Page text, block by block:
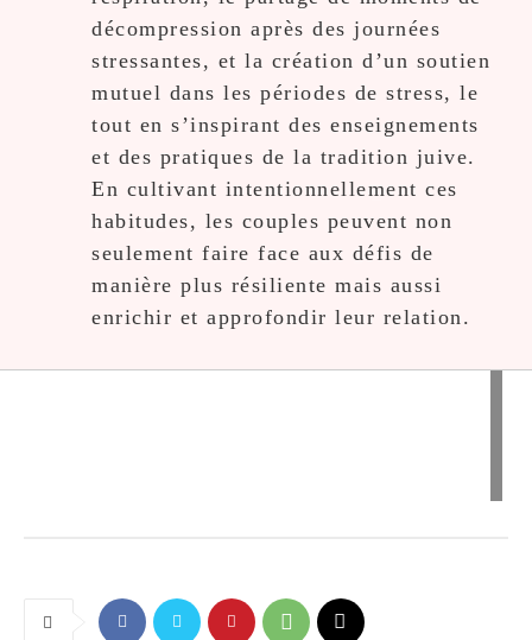
décompression après des journées
stressantes, et la création d’un soutien
mutuel dans les périodes de stress, le
tout en s’inspirant des enseignements
et des pratiques de la tradition juive.
En cultivant intentionnellement ces
habitudes, les couples peuvent non
seulement faire face aux défis de
manière plus résiliente mais aussi
enrichir et approfondir leur relation.